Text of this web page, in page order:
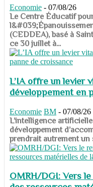
Economie - 07/08/26
​​​​​​​Le Centre Éducatif
(CEDDEA), basé à
ce 30 juillet à...
L’IA offre un levier
développement en
Economie BM - 07/08/26
​​​​​​​L’intelligence
développement
prendrait autrement un
OMRH/DGI: Vers